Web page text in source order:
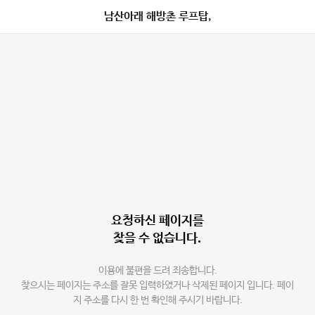
남산아래 해방촌 루프탑,
요청하신 페이지를
찾을 수 없습니다.
이용에 불편을 드려 죄송합니다.
찾으시는 페이지는 주소를 잘못 입력하였거나 삭제된 페이지 입니다. 페이
지 주소를 다시 한 번 확인해 주시기 바랍니다.